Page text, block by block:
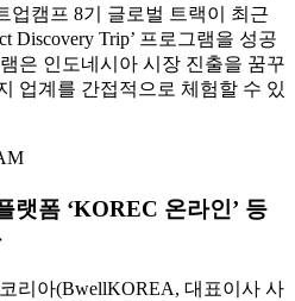
업캠프 8기 글로벌 트랙이 최근
Discovery Trip’ 프로그램을 성공
은 인도네시아 시장 진출을 꿈꾸
업계를 간접적으로 체험할 수 있
랫폼 ‘KOREC 온라인’ 등
리아(BwellKOREA, 대표이사 사